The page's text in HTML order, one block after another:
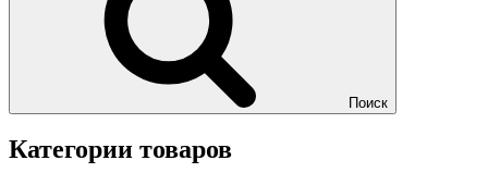
Поиск
Категории товаров